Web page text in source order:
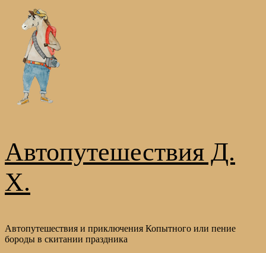
Перейти
содержимому
Автопутешествия Д.
Х.
Автопутешествия и приключения Копытного или пение
бороды в скитании праздника